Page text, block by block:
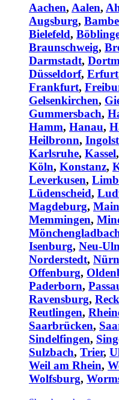
Aachen, Aalen,
Augsburg,
Bielefeld,
Braunschweig,
Darmstadt,
Düsseldorf, Erfurt
Frankfurt,
Gelsenkirchen,
Gummersbach,
Hamm, Hanau,
Heilbronn,
Karlsruhe, Kassel,
Köln, Konstanz,
Leverkusen,
Lüdenscheid,
Magdeburg,
Memmingen,
Isenburg, Neu-
Norderstedt,
Offenburg,
Paderborn,
Ravensburg,
Reutlingen,
Saarbrücken,
Sindelfingen,
Sulzbach, Trier,
Weil am Rhein,
Wolfsburg,